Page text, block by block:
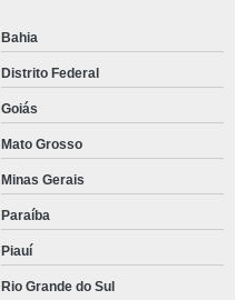
Bahia
Distrito Federal
Goiás
Mato Grosso
Minas Gerais
Paraíba
Piauí
Rio Grande do Sul